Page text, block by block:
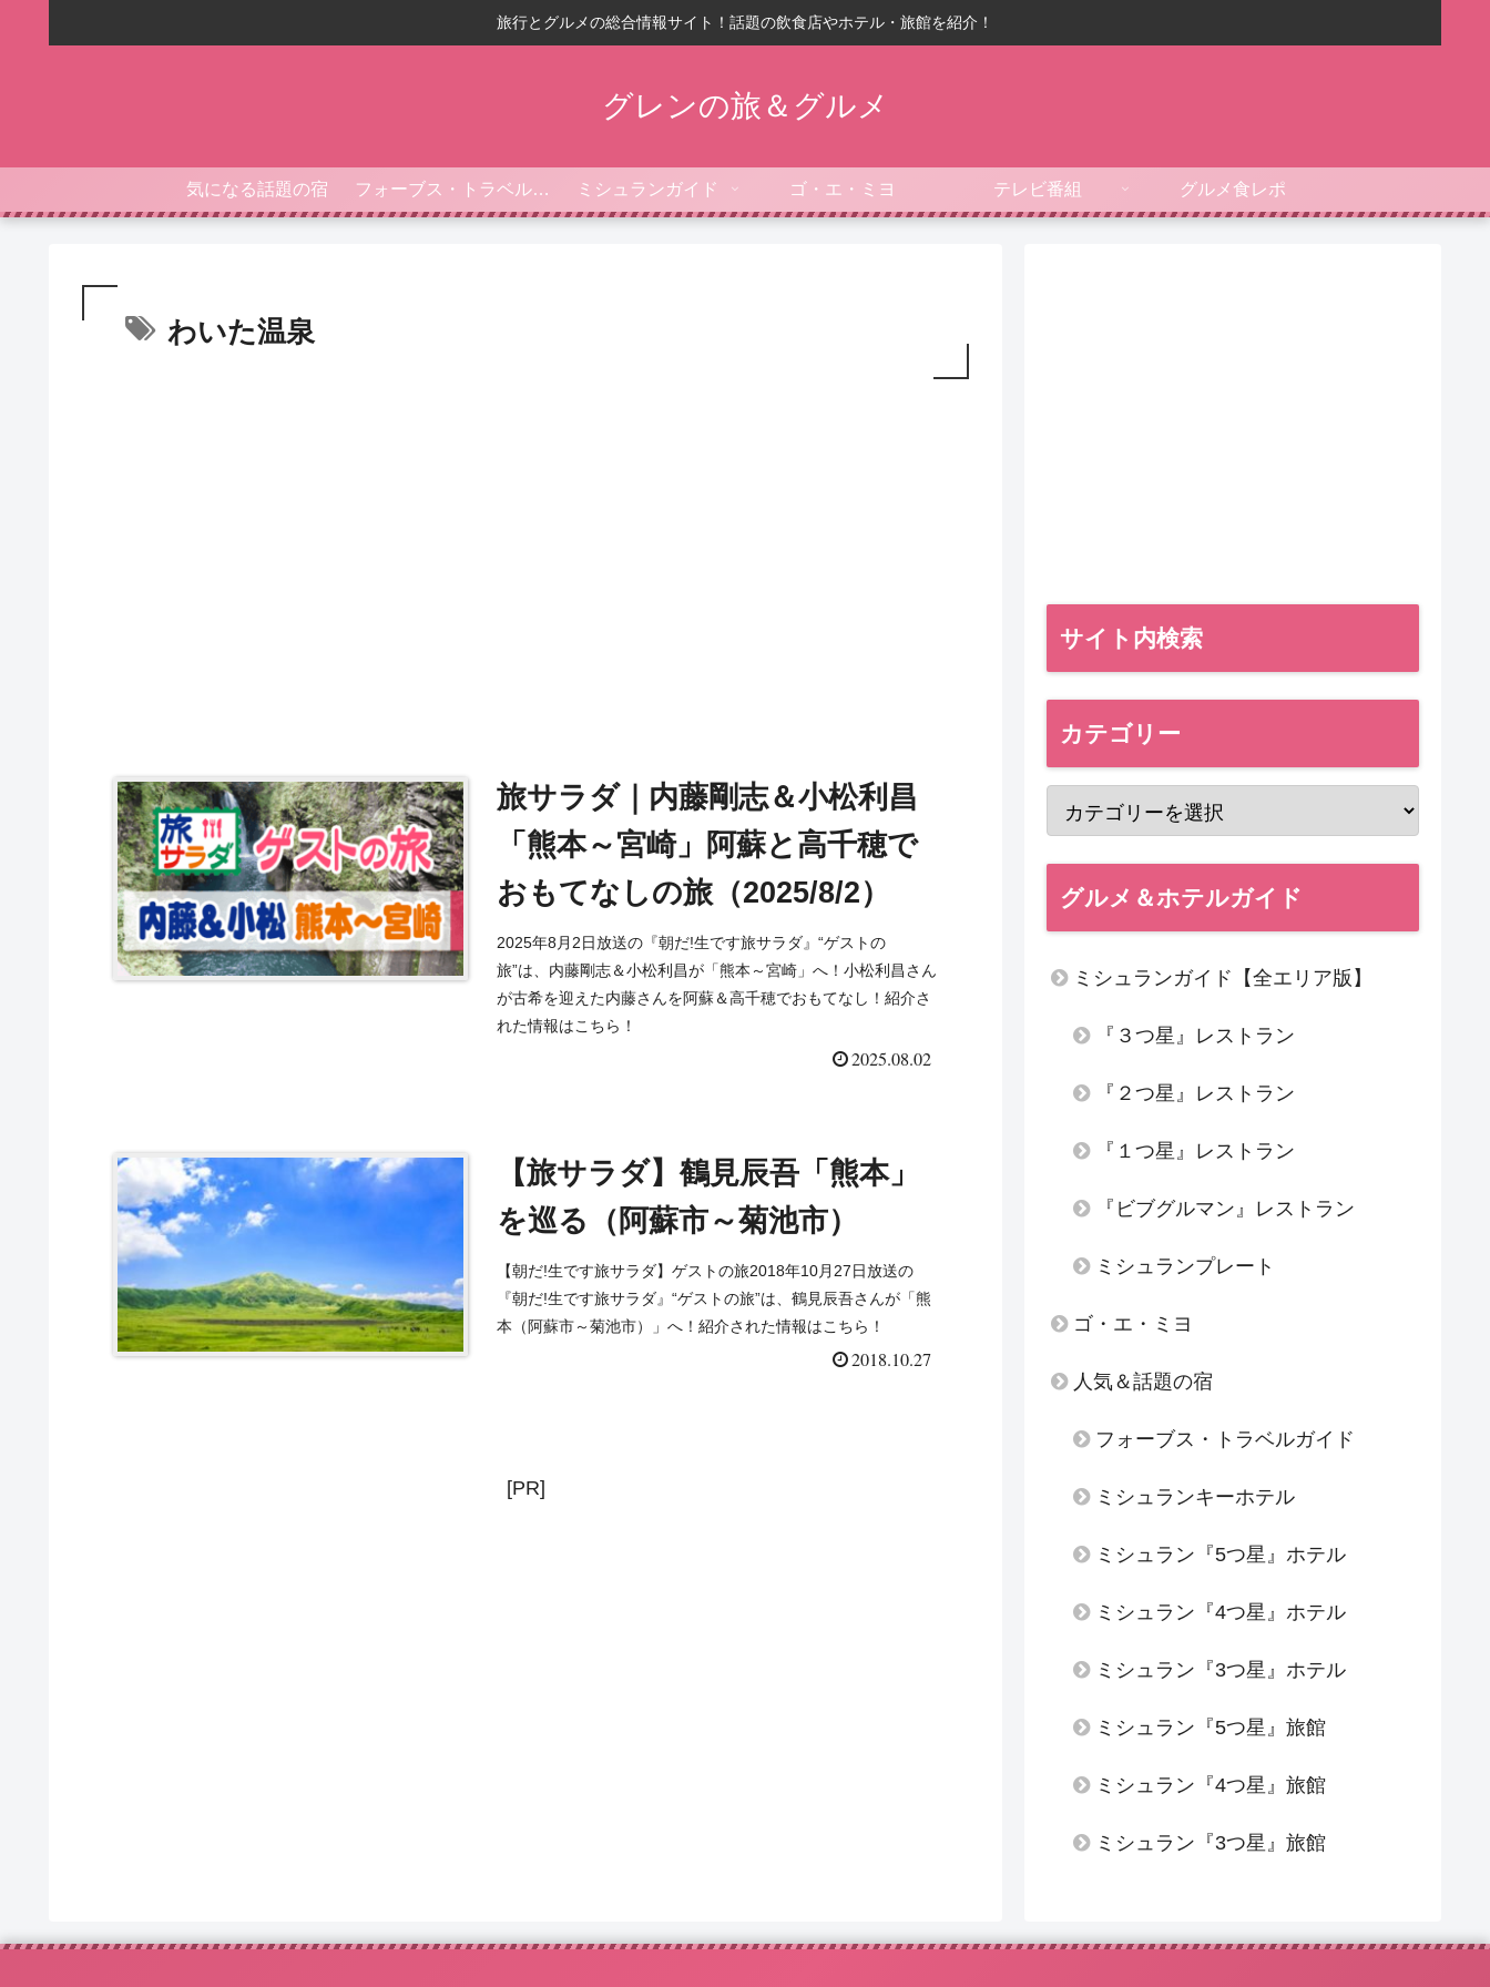
旅行とグルメの総合情報サイト！話題の飲食店やホテル・旅館を紹介！
グレンの旅＆グルメ
気になる話題の宿 フォーブス・トラベルガイド ミシュランガイド ゴ・エ・ミヨ テレビ番組 グルメ食レポ
わいた温泉
旅サラダ｜内藤剛志＆小松利昌
「熊本～宮崎」阿蘇と高千穂で
おもてなしの旅（2025/8/2）
2025年8月2日放送の『朝だ!生です旅サラダ』“ゲストの
旅”は、内藤剛志＆小松利昌が「熊本～宮崎」へ！小松利昌さん
が古希を迎えた内藤さんを阿蘇＆高千穂でおもてなし！紹介さ
れた情報はこちら！
2025.08.02
【旅サラダ】鶴見辰吾「熊本」
を巡る（阿蘇市～菊池市）
【朝だ!生です旅サラダ】ゲストの旅2018年10月27日放送の
『朝だ!生です旅サラダ』“ゲストの旅”は、鶴見辰吾さんが「熊
本（阿蘇市～菊池市）」へ！紹介された情報はこちら！
2018.10.27
[PR]
サイト内検索
カテゴリー
グルメ＆ホテルガイド
ミシュランガイド【全エリア版】
『３つ星』レストラン
『２つ星』レストラン
『１つ星』レストラン
『ビブグルマン』レストラン
ミシュランプレート
ゴ・エ・ミヨ
人気＆話題の宿
フォーブス・トラベルガイド
ミシュランキーホテル
ミシュラン『5つ星』ホテル
ミシュラン『4つ星』ホテル
ミシュラン『3つ星』ホテル
ミシュラン『5つ星』旅館
ミシュラン『4つ星』旅館
ミシュラン『3つ星』旅館